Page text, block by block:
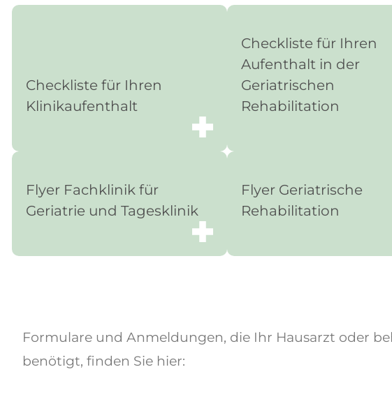
Checkliste für Ihren
Klinikaufenthalt
Checkliste für Ihren
Aufenthalt in der
Geriatrischen
Rehabilitation
Flyer Fachklinik für
Geriatrie und Tagesklinik
Flyer Geriatrische
Rehabilitation
Formulare und Anmeldungen, die Ihr Hausarzt oder
benötigt, finden Sie hier: